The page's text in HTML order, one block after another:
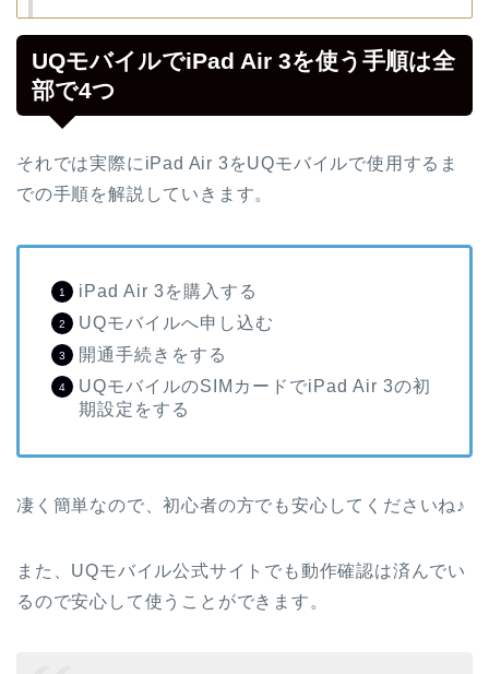
UQモバイルでiPad Air 3を使う手順は全
部で4つ
それでは実際にiPad Air 3をUQモバイルで使用するま
での手順を解説していきます。
iPad Air 3を購入する
UQモバイルへ申し込む
開通手続きをする
UQモバイルのSIMカードでiPad Air 3の初
期設定をする
凄く簡単なので、初心者の方でも安心してくださいね♪
また、UQモバイル公式サイトでも動作確認は済んでい
るので安心して使うことができます。